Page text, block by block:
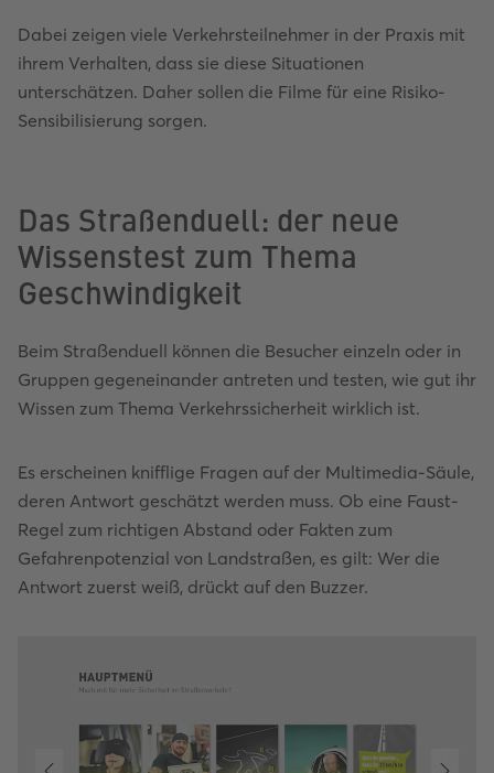
Dabei zeigen viele Verkehrsteilnehmer in der Praxis mit
ihrem Verhalten, dass sie diese Situationen
unterschätzen. Daher sollen die Filme für eine Risiko-
Sensibilisierung sorgen.
Das Straßenduell: der neue
Wissenstest zum Thema
Geschwindigkeit
Beim Straßenduell können die Besucher einzeln oder in
Gruppen gegeneinander antreten und testen, wie gut ihr
Wissen zum Thema Verkehrssicherheit wirklich ist.
Es erscheinen knifflige Fragen auf der Multimedia-Säule,
deren Antwort geschätzt werden muss. Ob eine Faust-
Regel zum richtigen Abstand oder Fakten zum
Gefahrenpotenzial von Landstraßen, es gilt: Wer die
Antwort zuerst weiß, drückt auf den Buzzer.